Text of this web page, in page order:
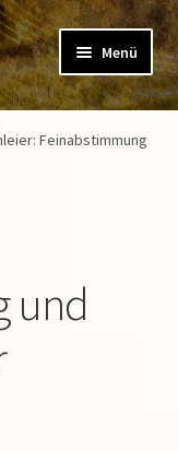
Menü
Feinabstimmung
und